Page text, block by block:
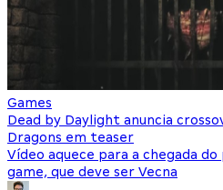
Games
Dead by Daylight anuncia
Dragons em teaser
Vídeo aquece para a chegada
game, que deve ser Vecna